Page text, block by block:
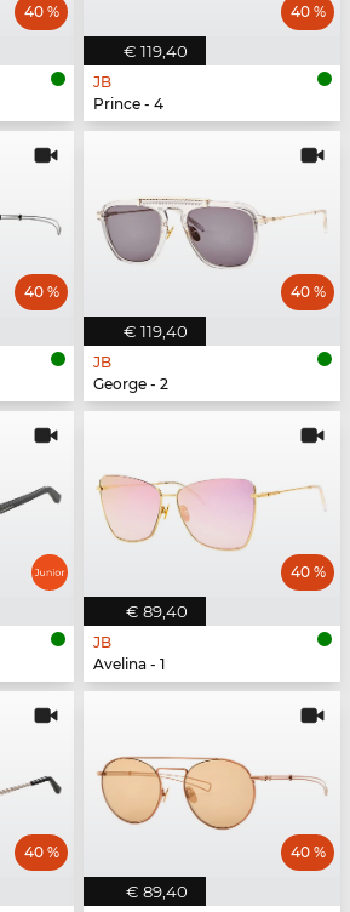
40 %
€ 119,40
40 %
JB
Prince - 4
40 %
€ 119,40
40 %
JB
George - 2
€ 89,40
40 %
JB
Avelina - 1
40 %
€ 89,40
40 %